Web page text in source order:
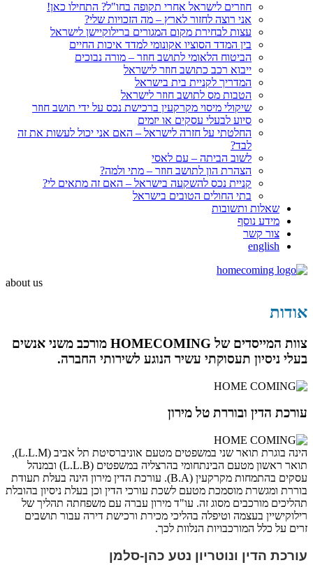
חוזרים לישראל אחרי תקופה בחו"ל? התחילו כאן!
אני רוצה לחזור לארץ – מה הזכויות שלי?
עצות לבחירת מקום המגורים ברילוקיישן לישראל
בין המדד הסוציו אקונומי למדד איכות החיים
הביטוח הלאומי לתושב חוזר – מורה נבוכים
ייבוא רכב כתושב חוזר לישראל
המדריך לקניית בית בישראל
הטבות מס לתושב חוזר לישראל
שיקולי מיסוי מקרקעין ברכישת נכס על ידי תושב חוזר
סיוע לבעלי עסקים או יזמים
החלטתי על חזרה לישראל – האם אני יכול לעשות את זה
לבד?
לשוב הביתה – עם לאסי
הצהרת הון לתושב חוזר – מתי ולמה?
קניית נכס להשקעה בישראל – האם זה מתאים לי?
בתי החולים הטובים בישראל
שאלות ותשובות
מידע נוסף
צור קשר
english
about us
אודות
צוות המייסדים שלHOMECOMING מורכב משני אנשים
בעלי ניסיון תעסוקתי עשיר הנוגע לשירותי החברה.
עורכת הדין ובוררת טל מירון
הינה בוגרת תואר שני במשפטים מטעם אוניברסיטת תל אביב (L.L.M),
תואר ראשון מטעם הבינתחומי בהרצליה במשפטים (L.L.B)
ובמנהל
עסקים בהתמחות מקרקעין (B.A).
עורכת הדין מירון הינה בעלת תעודת
בוררת ומגשרת מוסמכת מטעם לשכת עורכי הדין וכן בעלת ניסיון בהובלת
תהליכים מורכבים מסוג זה. עו"ד מירון עברה עם משפחתה תהליך של
רילוקישיין בעצמה וטיפלה בהליכי מכירת ורכישת דירה עבור תושבים
זרים על כלל המורכבויות הנלוות לכך.
עורכת הדין ונוטריון נטע כהן-סלמן